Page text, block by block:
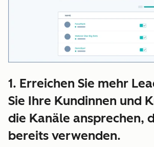
1. Erreichen Sie mehr
Sie Ihre Kundinnen und
die Kanäle ansprechen,
bereits verwenden.